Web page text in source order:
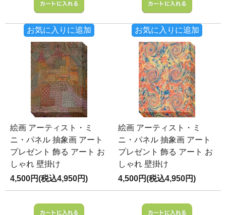
お気に入りに追加 お気に入りに追加
絵画 アーティスト・ミ
ニ・パネル 抽象画 アート
プレゼント 飾る アート お
しゃれ 壁掛け
4,500円(税込4,950円)
絵画 アーティスト・ミ
ニ・パネル 抽象画 アート
プレゼント 飾る アート お
しゃれ 壁掛け
4,500円(税込4,950円)